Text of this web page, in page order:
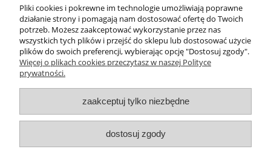
Kurier FEDEX 20,00 zł
Opinie o produkcie (0)
Pomoc
Moje konto
Płatności i dostawa
Pliki cookies i pokrewne im technologie umożliwiają poprawne
działanie strony i pomagają nam dostosować ofertę do Twoich
potrzeb. Możesz zaakceptować wykorzystanie przez nas
wszystkich tych plików i przejść do sklepu lub dostosować użycie
plików do swoich preferencji, wybierając opcję "Dostosuj zgody".
Więcej o plikach cookies przeczytasz w naszej Polityce
prywatności.
zaakceptuj tylko niezbędne
dostosuj zgody